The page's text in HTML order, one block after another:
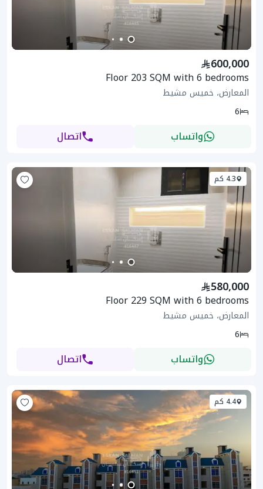
600,000
Floor 203 SQM with 6 bedrooms
المعارض، خميس مشيط
6
واتساب اتصال
4.3 كم
580,000
Floor 229 SQM with 6 bedrooms
المعارض، خميس مشيط
6
واتساب اتصال
4.4 كم